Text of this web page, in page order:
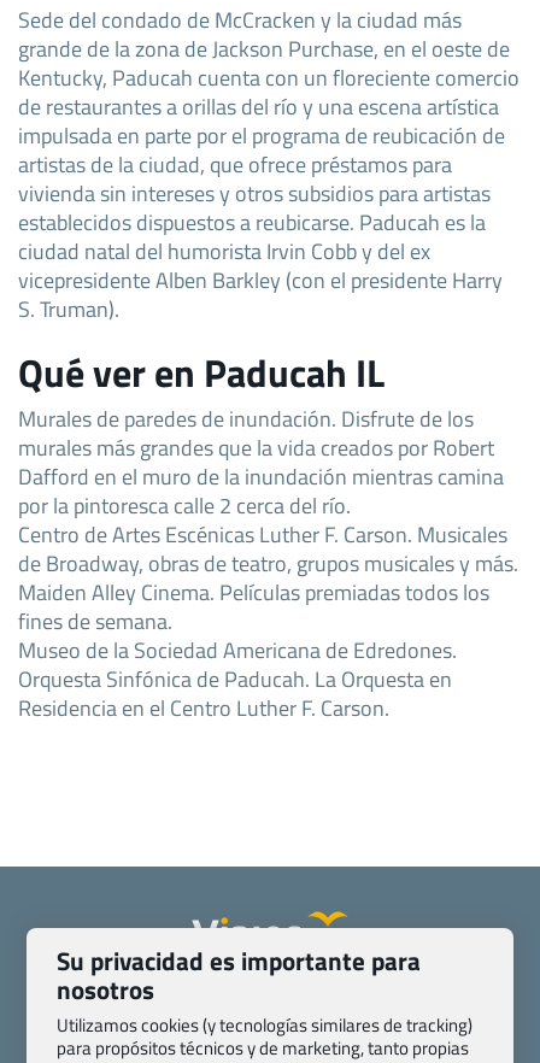
Sede del condado de McCracken y la ciudad más
grande de la zona de Jackson Purchase, en el oeste de
Kentucky, Paducah cuenta con un floreciente comercio
de restaurantes a orillas del río y una escena artística
impulsada en parte por el programa de reubicación de
artistas de la ciudad, que ofrece préstamos para
vivienda sin intereses y otros subsidios para artistas
establecidos dispuestos a reubicarse. Paducah es la
ciudad natal del humorista Irvin Cobb y del ex
vicepresidente Alben Barkley (con el presidente Harry
S. Truman).
Qué ver en Paducah IL
Murales de paredes de inundación. Disfrute de los
murales más grandes que la vida creados por Robert
Dafford en el muro de la inundación mientras camina
por la pintoresca calle 2 cerca del río.
Centro de Artes Escénicas Luther F. Carson. Musicales
de Broadway, obras de teatro, grupos musicales y más.
Maiden Alley Cinema. Películas premiadas todos los
fines de semana.
Museo de la Sociedad Americana de Edredones.
Orquesta Sinfónica de Paducah. La Orquesta en
Residencia en el Centro Luther F. Carson.
Pasaporte, Visado, Salud y otras disposiciones específicas
Blog de Viajes.com
Registro de agencias
Su privacidad es importante para
nosotros
Utilizamos cookies (y tecnologías similares de tracking)
para propósitos técnicos y de marketing, tanto propias